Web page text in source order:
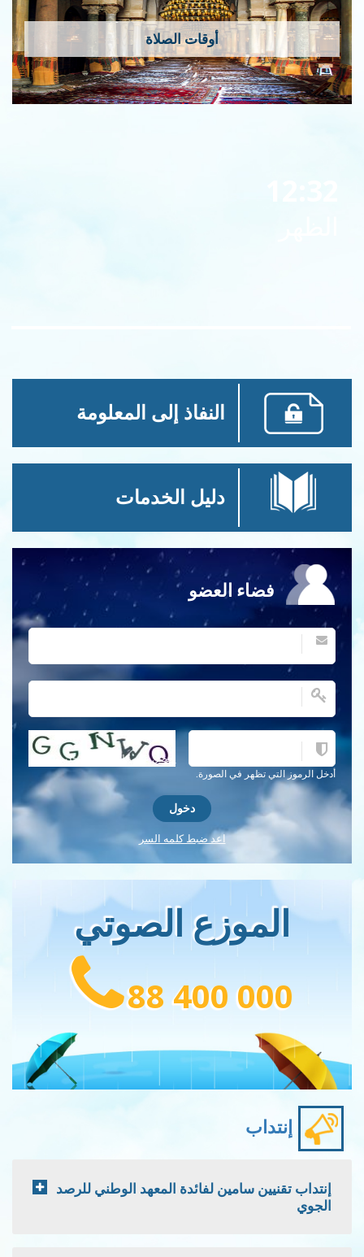
أوقات الصلاة
النفاذ إلى المعلومة
دليل الخدمات
فضاء العضو
أدخل الرموز التي تظهر في الصورة.
احصل على كلمة التحقق جديدة!
اعد ضبط كلمه السر
الموزع الصوتي
88 400 000
إنتداب
إنتداب تقنيين سامين لفائدة المعهد الوطني للرصد
الجوي